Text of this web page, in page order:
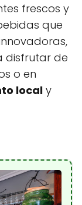
frescos y
que
disfrutar de
o en
localy